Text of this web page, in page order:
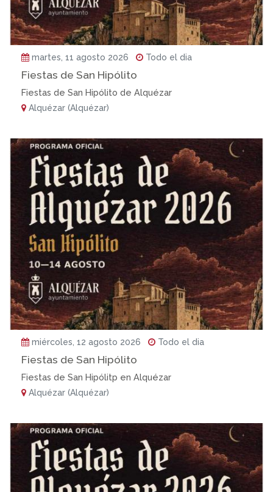
martes, 11 agosto 2026 Todo el dia
Fiestas de San Hipólito
Fiestas de San Hipólito de Alquézar
Alquézar (Alquézar)
miércoles, 12 agosto 2026 Todo el dia
Fiestas de San Hipólito
Fiestas de San Hipólitp en Alquézar
Alquézar (Alquézar)